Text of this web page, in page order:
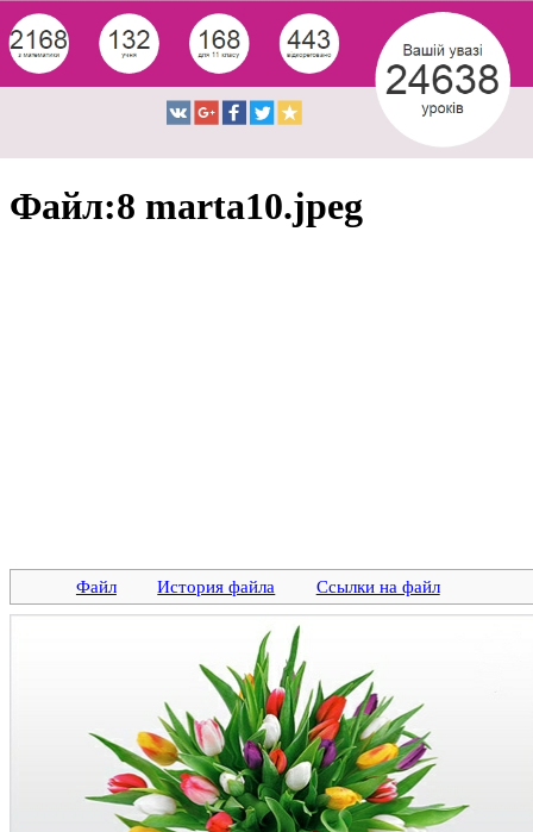
Файл:8 marta10.jpeg
Файл История файла Ссылки на файл